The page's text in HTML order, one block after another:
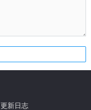
更新日志